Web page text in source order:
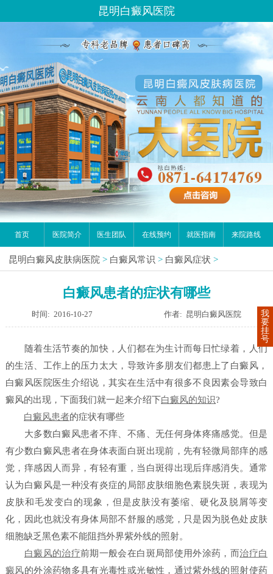
昆明白癜风医院
首页 医院简介 医生团队 在线预约 就医指南 来院路线
昆明白癜风皮肤病医院 > 白癜风常识 > 白癜风症状 >
白癜风患者的症状有哪些
时间: 2016-10-27 作者: 昆明白癜风医院
随着生活节奏的加快，人们都在为生计而每日忙绿着，人们
的生活、工作上的压力太大，导致许多朋友们都患上了白癜风，
白癜风医院医生介绍说，其实在生活中有很多不良因素会导致白
癜风的出现，下面我们就一起来介绍下白癜风的知识?
白癜风患者的症状有哪些
大多数白癜风患者不痒、不痛、无任何身体疼痛感觉。但是
有少数白癜风患者在身体表面白斑出现前，先有轻微局部痒的感
觉，痒感因人而异，有轻有重，当白斑得出现后痒感消失。通常
认为白癜风是一种没有炎症的局部皮肤细胞色素脱失斑，表现为
皮肤和毛发变白的现象，但是皮肤没有萎缩、硬化及脱屑等变
化，因此也就没有身体局部不舒服的感觉，只是因为脱色处皮肤
细胞缺乏黑色素不能阻挡外界紫外线的照射。
白癜风的治疗前期一般会在白斑局部使用外涂药，而治疗白
癜风的外涂药物多具有光毒性或光敏性，通过紫外线的照射使药
我
要
挂
号